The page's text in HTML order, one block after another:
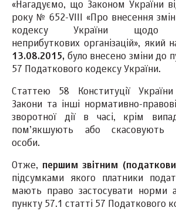
«Нагадуємо, що Законом України
року № 652-VIII «Про внесення
кодексу України щодо
неприбуткових організацій», який
13.08.2015, було внесено зміни до
57 Податкового кодексу України.
Статтею 58 Конституції
Закони та інші нормативно-
зворотної дії в часі, крім
пом’якшують або скасовують
особи.
Отже, першим звітним
підсумками якого платники
мають право застосувати норми
пункту 57.1 статті 57 Податкового